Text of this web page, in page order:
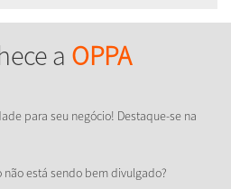
a OPPA
para seu negócio! Destaque-se na
não está sendo bem divulgado?